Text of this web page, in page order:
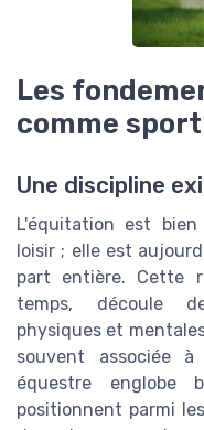
Les
comme sport
Une discipline
L'équitation est
loisir ; elle est
part entière. Cette
temps, découle
physiques et
souvent associée
équestre englobe
positionnent parmi